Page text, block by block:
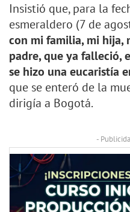
Insistió que, para la
esmeraldero (7 de
con mi familia, mi hija,
padre, que ya falleció,
se hizo una eucaristía
que se enteró de la
dirigía a Bogotá.
-